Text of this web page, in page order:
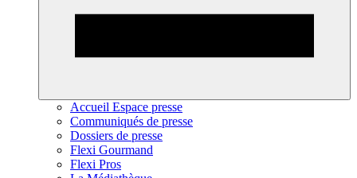
Accueil Espace presse
Communiqués de presse
Dossiers de presse
Flexi Gourmand
Flexi Pros